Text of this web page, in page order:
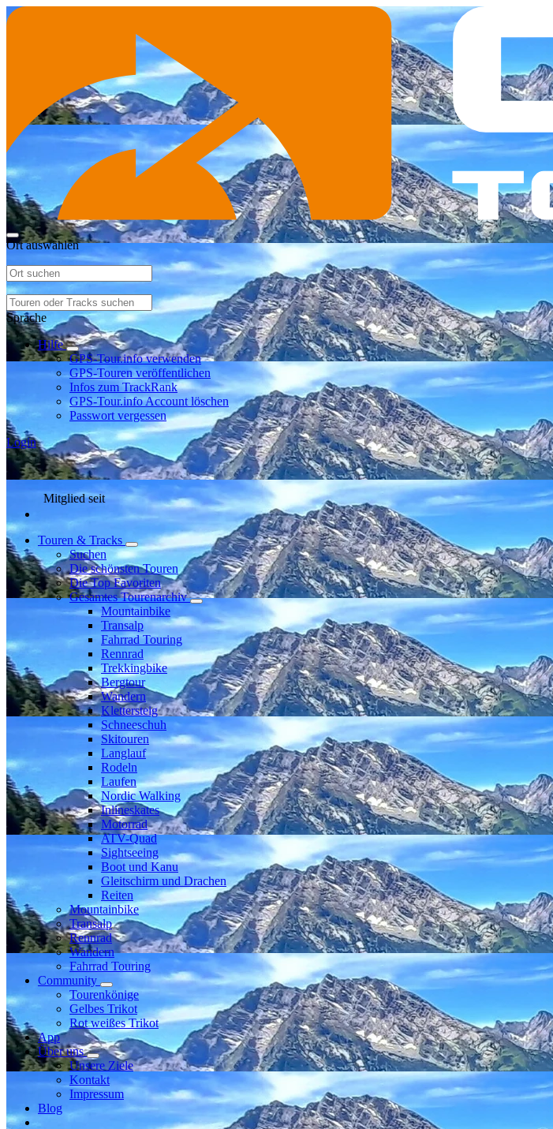
Ort auswählen
Sprache
Hilfe
GPS-Tour.info verwenden
GPS-Touren veröffentlichen
Infos zum TrackRank
GPS-Tour.info Account löschen
Passwort vergessen
Login
Mitglied seit
Touren & Tracks
Suchen
Die schönsten Touren
Die Top Favoriten
Gesamtes Tourenarchiv
Mountainbike
Transalp
Fahrrad Touring
Rennrad
Trekkingbike
Bergtour
Wandern
Klettersteig
Schneeschuh
Skitouren
Langlauf
Rodeln
Laufen
Nordic Walking
Inlineskates
Motorrad
ATV-Quad
Sightseeing
Boot und Kanu
Gleitschirm und Drachen
Reiten
Mountainbike
Transalp
Rennrad
Wandern
Fahrrad Touring
Community
Tourenkönige
Gelbes Trikot
Rot weißes Trikot
App
Über uns
Unsere Ziele
Kontakt
Impressum
Blog